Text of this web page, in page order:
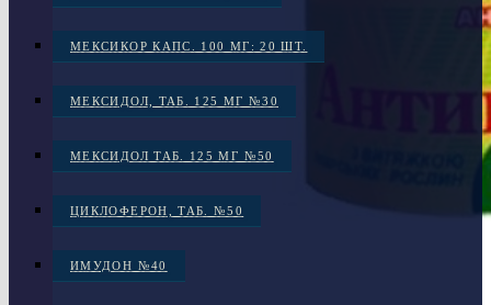
МЕКСИКОР КАПС. 100 МГ: 20 ШТ.
МЕКСИДОЛ, ТАБ. 125 МГ №30
МЕКСИДОЛ ТАБ. 125 МГ №50
ЦИКЛОФЕРОН, ТАБ. №50
ИМУДОН №40